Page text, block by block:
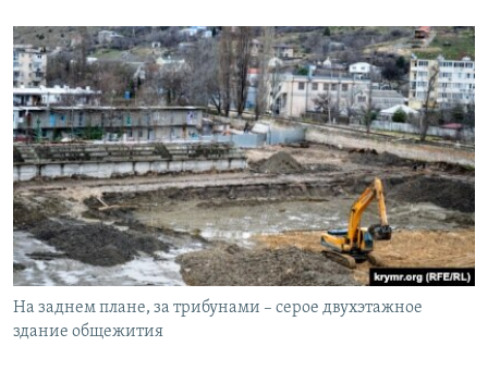
На заднем плане, за трибунами – серое двухэтажное
здание общежития